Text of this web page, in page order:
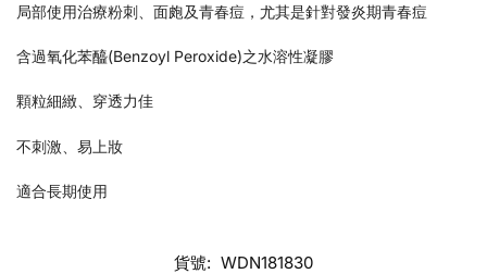
局部使用治療粉刺、面皰及青春痘，尤其是針對發炎期青春痘
含過氧化苯醯(Benzoyl Peroxide)之水溶性凝膠
顆粒細緻、穿透力佳
不刺激、易上妝
適合長期使用
貨號: WDN181830